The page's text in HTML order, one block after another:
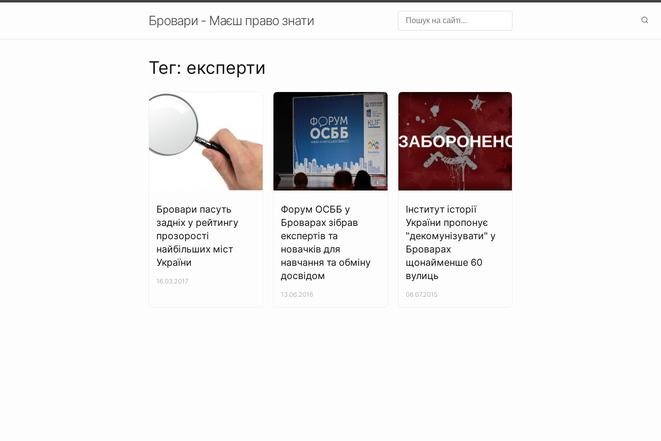
Бровари - Маєш право знати
Тег: експерти
Бровари пасуть
задніх у рейтингу
прозорості
найбільших міст
України
16.03.2017
Форум ОСББ у
Броварах зібрав
експертів та
новачків для
навчання та обміну
досвідом
13.06.2016
Інститут історії
України пропонує
"декомунізувати" у
Броварах
щонайменше 60
вулиць
06.07.2015